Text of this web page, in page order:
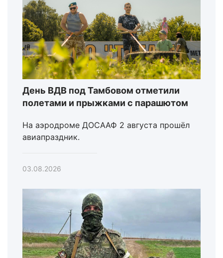
День ВДВ под Тамбовом отметили
полетами и прыжками с парашютом
На аэродроме ДОСААФ 2 августа прошёл
авиапраздник.
03.08.2026